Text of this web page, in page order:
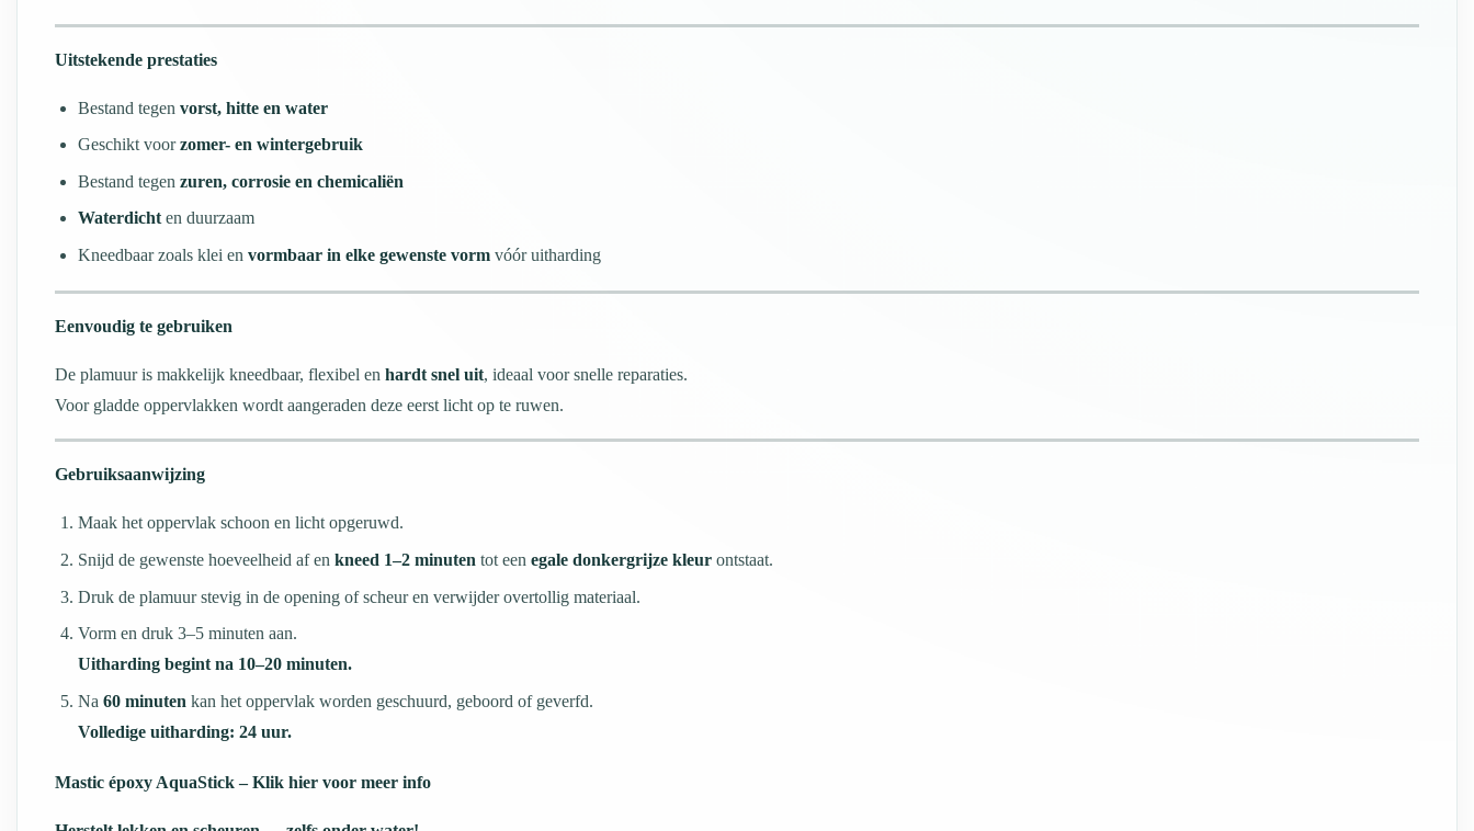
Uitstekende prestaties
Bestand tegen vorst, hitte en water
Geschikt voorzomer- en wintergebruik
Bestand tegen zuren, corrosie en chemicaliën
Waterdichten duurzaam
Kneedbaar zoals klei en vormbaar in elke gewenste vormvóór uitharding
Eenvoudig te gebruiken
De plamuur is makkelijk kneedbaar, flexibel en hardt snel uit, ideaal voor snelle reparaties.
Voor gladde oppervlakken wordt aangeraden deze eerst licht op te ruwen.
Gebruiksaanwijzing
Maak het oppervlak schoon en licht opgeruwd.
Snijd de gewenste hoeveelheid af en kneed 1–2 minuten tot een egale donkergrijze kleurontstaat.
Druk de plamuur stevig in de opening of scheur en verwijder overtollig materiaal.
Vorm en druk 3–5 minuten aan.
Uitharding begint na 10–20 minuten.
Na 60 minuten kan het oppervlak worden geschuurd, geboord of geverfd.
Volledige uitharding: 24 uur.
Mastic époxy AquaStick – Klik hier voor meer info